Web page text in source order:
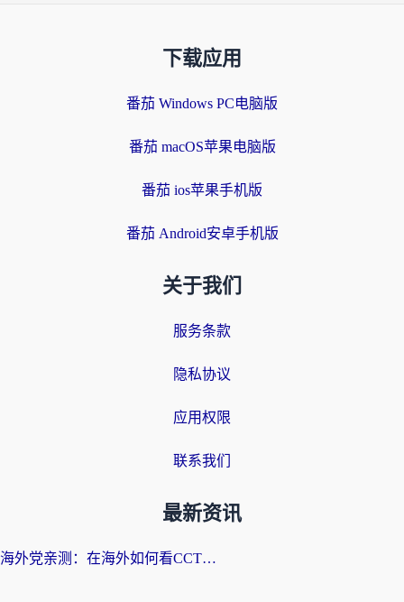
下载应用
番茄 Windows PC电脑版
番茄 macOS苹果电脑版
番茄 ios苹果手机版
番茄 Android安卓手机版
关于我们
服务条款
隐私协议
应用权限
联系我们
最新资讯
海外党亲测：在海外如何看CCTV？告别“仅限大陆播放”的实用指南